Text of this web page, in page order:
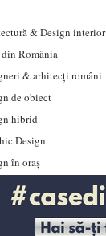
& Design interior
din România
& arhitecți români
de obiect
hibrid
Design
în oraș